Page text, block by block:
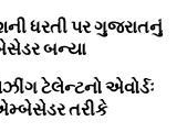
ધરતી પર ગુજરાતનું
બન્યા
ટેલેન્ટનો એવોર્ડઃ
તરીકે